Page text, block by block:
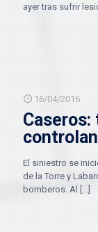
ayer tras sufrir
16/04/2016
El siniestro se
de la Torre y
bomberos. Al […]